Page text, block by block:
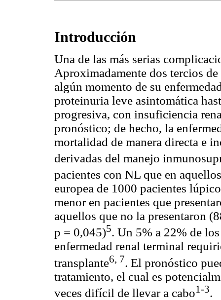
Introducción
Una de las más serias
Aproximadamente dos tercios
algún momento de su
proteinuria leve asintomática
progresiva, con insuficiencia
pronóstico; de hecho, la
mortalidad de manera directa e
derivadas del manejo
pacientes con NL que en
europea de 1000 pacientes
menor en pacientes que
aquellos que no la presentaron
p = 0,045)5. Un 5% a 22% de
enfermedad renal terminal
transplante6, 7. El pronóstico
tratamiento, el cual es
veces difícil de llevar a cabo1-3.